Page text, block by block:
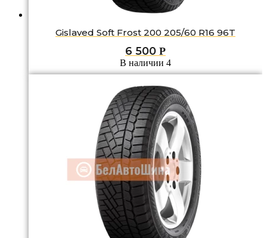
Gislaved Soft Frost 200 205/60 R16 96T
6 500 Р
В наличии 4